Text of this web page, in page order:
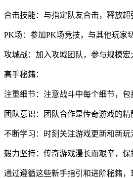
合击技能：与指定队友合击，释放超
PK场：参加PK场竞技，与其他玩家
攻城战：加入攻城团队，参与规模宏
高手秘籍：
注重细节：注意战斗中每个细节，包
团队意识：团队合作是传奇游戏的
不断学习：时刻关注游戏更新和新
毅力坚持：传奇游戏漫长而艰辛，保
通过遵循这些新手指引和进阶秘籍